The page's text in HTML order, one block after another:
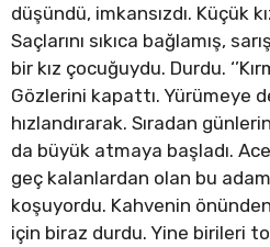
düşündü, imkansızdı. Küçük
Saçlarını sıkıca bağlamış,
bir kız çocuğuydu. Durdu.
Gözlerini kapattı. Yürümeye
hızlandırarak. Sıradan
da büyük atmaya başladı.
geç kalanlardan olan bu
koşuyordu. Kahvenin
için biraz durdu. Yine birileri